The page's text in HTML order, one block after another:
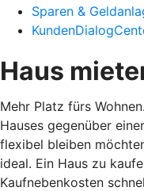
Sparen &
Haus
Mehr Platz fürs
Hauses gegenüber
flexibel bleiben
ideal. Ein Haus zu
Kaufnebenkosten